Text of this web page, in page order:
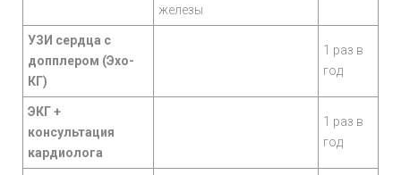
железы
УЗИ сердца с
допплером (Эхо-
КГ)
1 раз в
год
ЭКГ +
консультация
кардиолога
1 раз в
год